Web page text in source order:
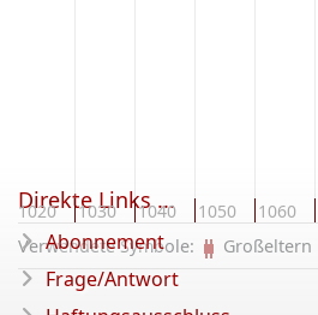
1020 1030 1040 1050 1060
Verwendete Symbole: Großeltern
Direkte Links ...
Abonnement
Frage/Antwort